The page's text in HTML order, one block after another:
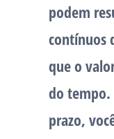
podem
contínuos
que o
do tempo.
prazo,